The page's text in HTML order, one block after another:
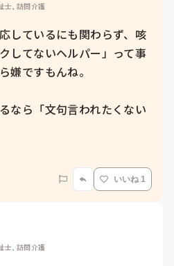
士, 訪問介護
しているにも関わらず、咳
してないヘルパー」って事
嫌ですもんね。
なら「文句言われたくない
いいね 1
士, 訪問介護